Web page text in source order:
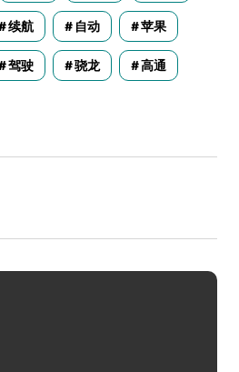
续航 自动 苹果
驾驶 骁龙 高通